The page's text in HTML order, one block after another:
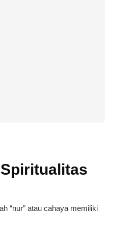
“nur” atau cahaya memiliki